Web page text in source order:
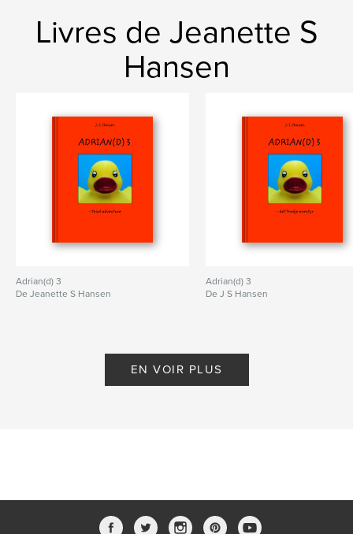
Livres de Jeanette S
Hansen
Adrian(d) 3
De Jeanette S Hansen
Adrian(d) 3
De J S Hansen
EN VOIR PLUS